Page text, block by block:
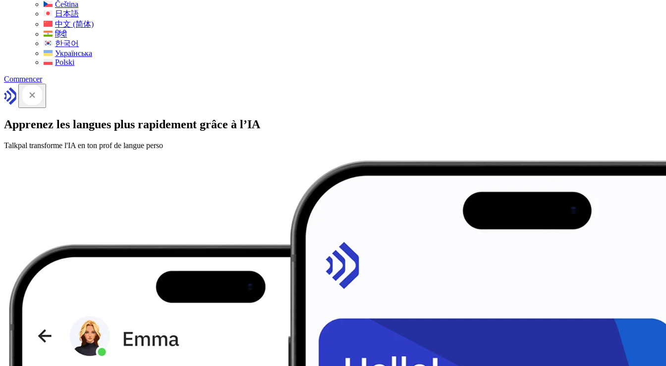
Čeština
日本語
中文 (简体)
हिंदी
한국어
Українська
Polski
Commencer
Apprenez les langues plus rapidement grâce à l’IA
Talkpal transforme l'IA en ton prof de langue perso